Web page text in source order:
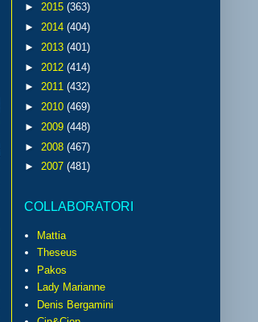
► 2015 (363)
► 2014 (404)
► 2013 (401)
► 2012 (414)
► 2011 (432)
► 2010 (469)
► 2009 (448)
► 2008 (467)
► 2007 (481)
COLLABORATORI
Mattia
Theseus
Pakos
Lady Marianne
Denis Bergamini